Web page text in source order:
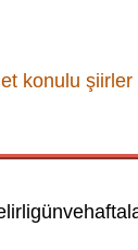
konulu şiirler